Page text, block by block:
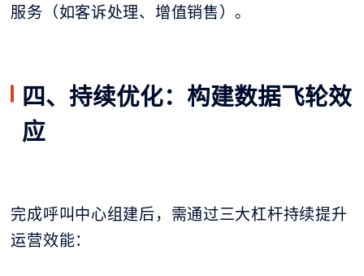
服务（如客诉处理、增值销售）。
四、持续优化：构建数据飞轮效
应
完成呼叫中心组建后，需通过三大杠杆持续提升
运营效能：